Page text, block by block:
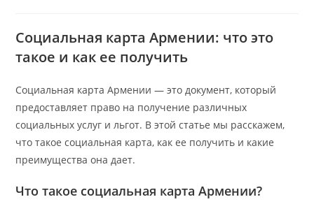
Социальная карта Армении: что это
такое и как ее получить
Социальная карта Армении — это документ, который
предоставляет право на получение различных
социальных услуг и льгот. В этой статье мы расскажем,
что такое социальная карта, как ее получить и какие
преимущества она дает.
Что такое социальная карта Армении?